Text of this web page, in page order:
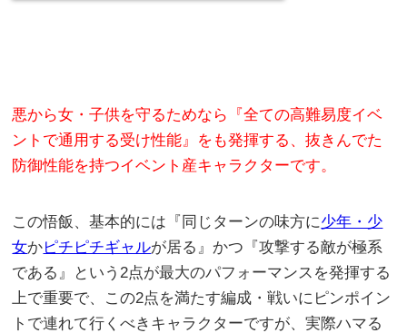
悪から女・子供を守るためなら『全ての高難易度イベ
ントで通用する受け性能』をも発揮する、抜きんでた
防御性能を持つイベント産キャラクターです。
この悟飯、基本的には『同じターンの味方に少年・少
女かピチピチギャルが居る』かつ『攻撃する敵が極系
である』という2点が最大のパフォーマンスを発揮する
上で重要で、この2点を満たす編成・戦いにピンポイン
トで連れて行くべきキャラクターですが、実際ハマる